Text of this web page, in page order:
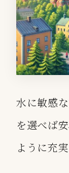
水に敏感
を選べば
ように充